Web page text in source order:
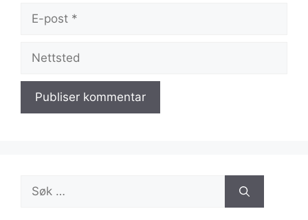
Nettsted
Søk
etter: